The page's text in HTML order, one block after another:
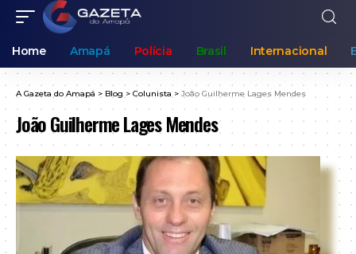
Home Amapá Polícia Brasil Internacional
A Gazeta do Amapá > Blog > Colunista > João Guilherme Lages Mendes
João Guilherme Lages Mendes